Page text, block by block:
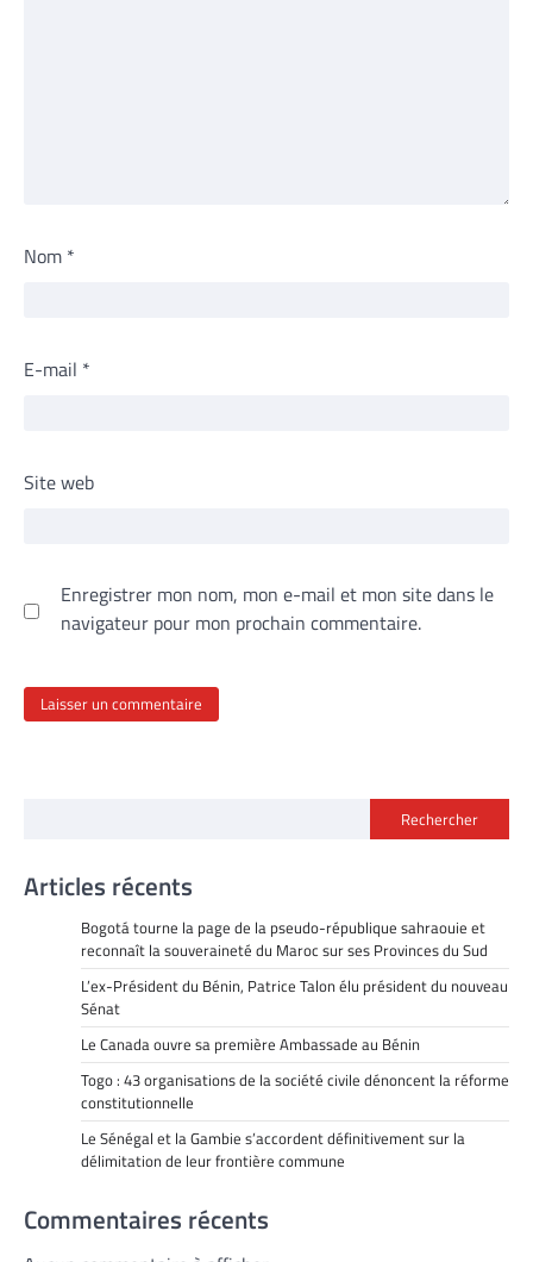
Nom *
E-mail *
Site web
Enregistrer mon nom, mon e-mail et mon site dans le
navigateur pour mon prochain commentaire.
Rechercher
Articles récents
Bogotá tourne la page de la pseudo-république sahraouie et
reconnaît la souveraineté du Maroc sur ses Provinces du Sud
L’ex-Président du Bénin, Patrice Talon élu président du nouveau
Sénat
Le Canada ouvre sa première Ambassade au Bénin
Togo : 43 organisations de la société civile dénoncent la réforme
constitutionnelle
Le Sénégal et la Gambie s’accordent définitivement sur la
délimitation de leur frontière commune
Commentaires récents